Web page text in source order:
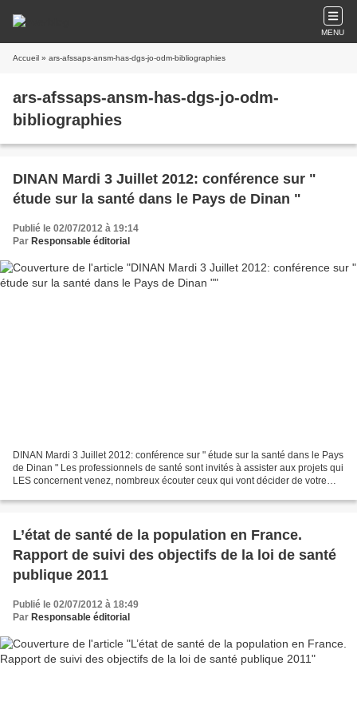
MENU
Accueil » ars-afssaps-ansm-has-dgs-jo-odm-bibliographies
ars-afssaps-ansm-has-dgs-jo-odm-
bibliographies
DINAN Mardi 3 Juillet 2012: conférence sur "
étude sur la santé dans le Pays de Dinan "
Publié le 02/07/2012 à 19:14
Par Responsable éditorial
DINAN Mardi 3 Juillet 2012: conférence sur " étude sur la santé dans le Pays
de Dinan " Les professionnels de santé sont invités à assister aux projets qui
LES concernent venez, nombreux écouter ceux qui vont décider de votre
L’état de santé de la population en France.
Rapport de suivi des objectifs de la loi de santé
publique 2011
Publié le 02/07/2012 à 18:49
Par Responsable éditorial